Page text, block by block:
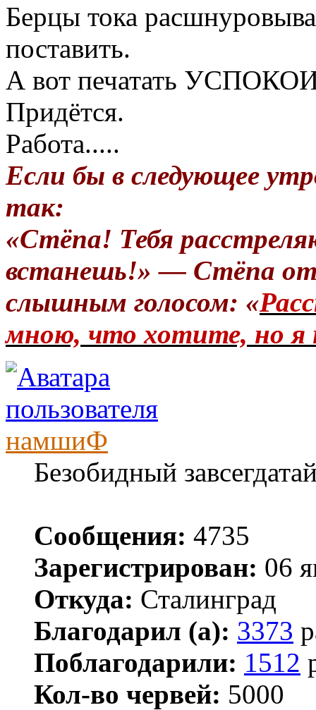
Берцы тока
поставить.
А вот печатать
Придётся.
Работа.....
Если бы в следующее
так:
«Стёпа! Тебя
встанешь!» — Стёпа
слышным голосом: «
мною, что хотите, но я
намшиФ
Безобидный
Сообщения: 4735
Зарегистрирован: 06
Откуда: Сталинград
Благодарил (а): 3373
Поблагодарили: 1512
Кол-во червей: 5000